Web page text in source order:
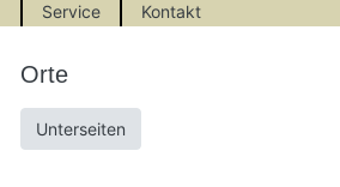
Service Kontakt
Orte
Unterseiten